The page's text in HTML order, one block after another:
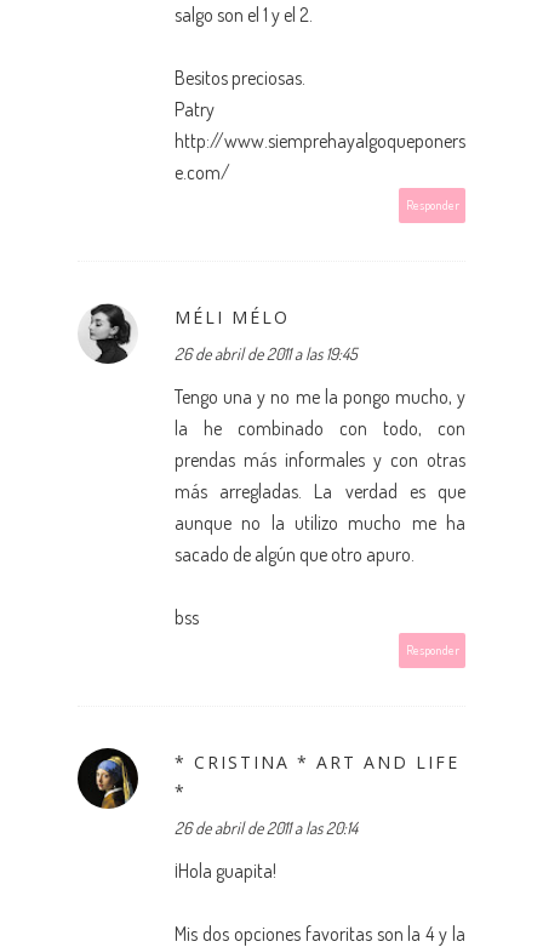
salgo son el 1 y el 2.
Besitos preciosas.
Patry
http://www.siemprehayalgoqueponers
e.com/
Responder
MÉLI MÉLO
26 de abril de 2011 a las 19:45
Tengo una y no me la pongo mucho, y
la he combinado con todo, con
prendas más informales y con otras
más arregladas. La verdad es que
aunque no la utilizo mucho me ha
sacado de algún que otro apuro.
bss
Responder
* CRISTINA * ART AND LIFE
*
26 de abril de 2011 a las 20:14
¡Hola guapita!
Mis dos opciones favoritas son la 4 y la